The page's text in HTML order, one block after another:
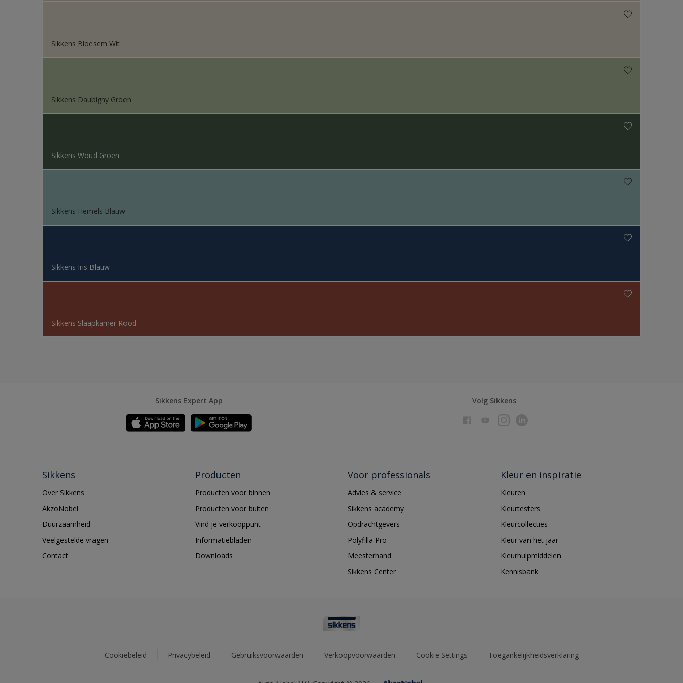
Sikkens Bloesem Wit
Sikkens Daubigny Groen
Sikkens Woud Groen
Sikkens Hemels Blauw
Sikkens Iris Blauw
Sikkens Slaapkamer Rood
Sikkens Expert App Volg Sikkens
Sikkens
Over Sikkens
AkzoNobel
Duurzaamheid
Veelgestelde vragen
Contact
Producten
Producten voor binnen
Producten voor buiten
Vind je verkooppunt
Informatiebladen
Downloads
Voor professionals
Advies & service
Sikkens academy
Opdrachtgevers
Polyfilla Pro
Meesterhand
Sikkens Center
Kleur en inspiratie
Kleuren
Kleurtesters
Kleurcollecties
Kleur van het jaar
Kleurhulpmiddelen
Kennisbank
Cookiebeleid Privacybeleid Gebruiksvoorwaarden Verkoopvoorwaarden Cookie Settings Toegankelijkheidsverklaring